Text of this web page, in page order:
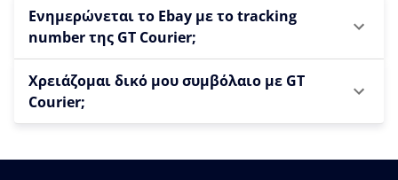
Ενημερώνεται το Ebay με το tracking
number της GT Courier;
Χρειάζομαι δικό μου συμβόλαιο με GT
Courier;